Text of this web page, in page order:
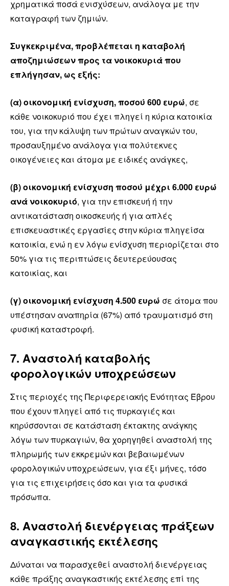
χρηματικά ποσά ενισχύσεων, ανάλογα με την
καταγραφή των ζημιών.
Συγκεκριμένα, προβλέπεται η καταβολή
αποζημιώσεων προς τα νοικοκυριά που
επλήγησαν, ως εξής:
(α) οικονομική ενίσχυση, ποσού 600 ευρώ, σε
κάθε νοικοκυριό που έχει πληγεί η κύρια κατοικία
του, για την κάλυψη των πρώτων αναγκών του,
προσαυξημένο ανάλογα για πολύτεκνες
οικογένειες και άτομα με ειδικές ανάγκες,
(β) οικονομική ενίσχυση ποσού μέχρι 6.000 ευρώ
ανά νοικοκυριό, για την επισκευή ή την
αντικατάσταση οικοσκευής ή για απλές
επισκευαστικές εργασίες στην κύρια πληγείσα
κατοικία, ενώ η εν λόγω ενίσχυση περιορίζεται στο
50% για τις περιπτώσεις δευτερεύουσας
κατοικίας, και
(γ) οικονομική ενίσχυση 4.500 ευρώ σε άτομα που
υπέστησαν αναπηρία (67%) από τραυματισμό στη
φυσική καταστροφή.
7. Αναστολή καταβολής
φορολογικών υποχρεώσεων
Στις περιοχές της Περιφερειακής Ενότητας Έβρου
που έχουν πληγεί από τις πυρκαγιές και
κηρύσσονται σε κατάσταση έκτακτης ανάγκης
λόγω των πυρκαγιών, θα χορηγηθεί αναστολή της
πληρωμής των εκκρεμών και βεβαιωμένων
φορολογικών υποχρεώσεων, για έξι μήνες, τόσο
για τις επιχειρήσεις όσο και για τα φυσικά
πρόσωπα.
8. Αναστολή διενέργειας πράξεων
αναγκαστικής εκτέλεσης
Δύναται να παρασχεθεί αναστολή διενέργειας
κάθε πράξης αναγκαστικής εκτέλεσης επί της